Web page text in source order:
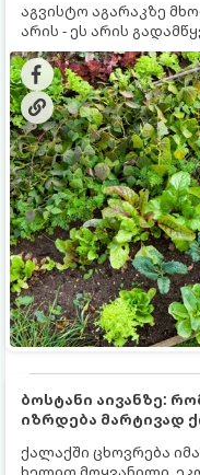
აგვისტო აგარაკზე
არის - ეს არის
ეყრება მომავალი
შემოდგომა-ზამთრის
ნიადაგმა ენერგია
ზამთარს გაუძლონ,
მნიშვნელოვანი
ბოსტანი აივანზე:
იზრდება მარტივად
ქალაქში ცხოვრება